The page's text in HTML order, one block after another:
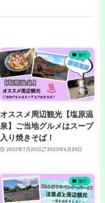
旅行
オススメ周辺観光【塩原温
泉】ご当地グルメはスープ
入り焼きそば！
2022年7月20日 2023年4月20日
旅行